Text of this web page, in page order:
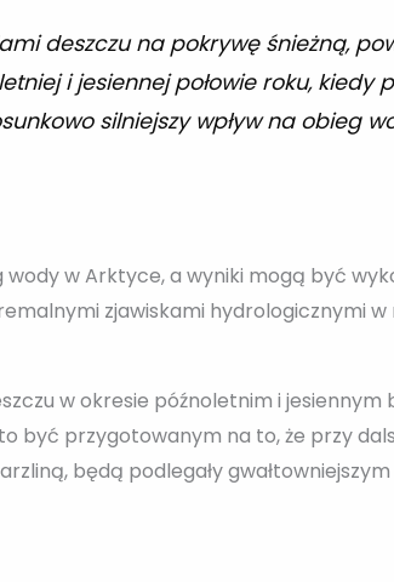
deszczu na pokrywę śnieżną,
i jesiennej połowie roku, kiedy
silniejszy wpływ na obieg
w Arktyce, a wyniki mogą być
zjawiskami hydrologicznymi
w okresie późnoletnim i jesiennym
być przygotowanym na to, że przy
będą podlegały